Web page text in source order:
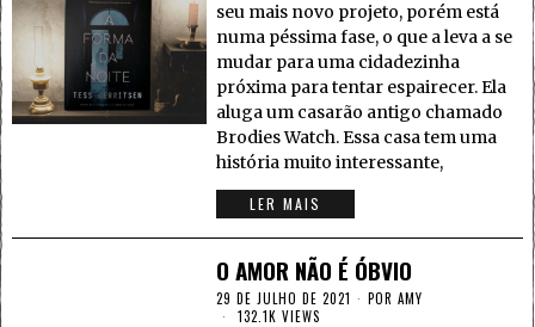
seu mais novo projeto, porém está
numa péssima fase, o que a leva a se
mudar para uma cidadezinha
próxima para tentar espairecer. Ela
aluga um casarão antigo chamado
Brodies Watch. Essa casa tem uma
história muito interessante,
LER MAIS
O AMOR NÃO É ÓBVIO
29 DE JULHO DE 2021 PORAMY
132.1K VIEWS